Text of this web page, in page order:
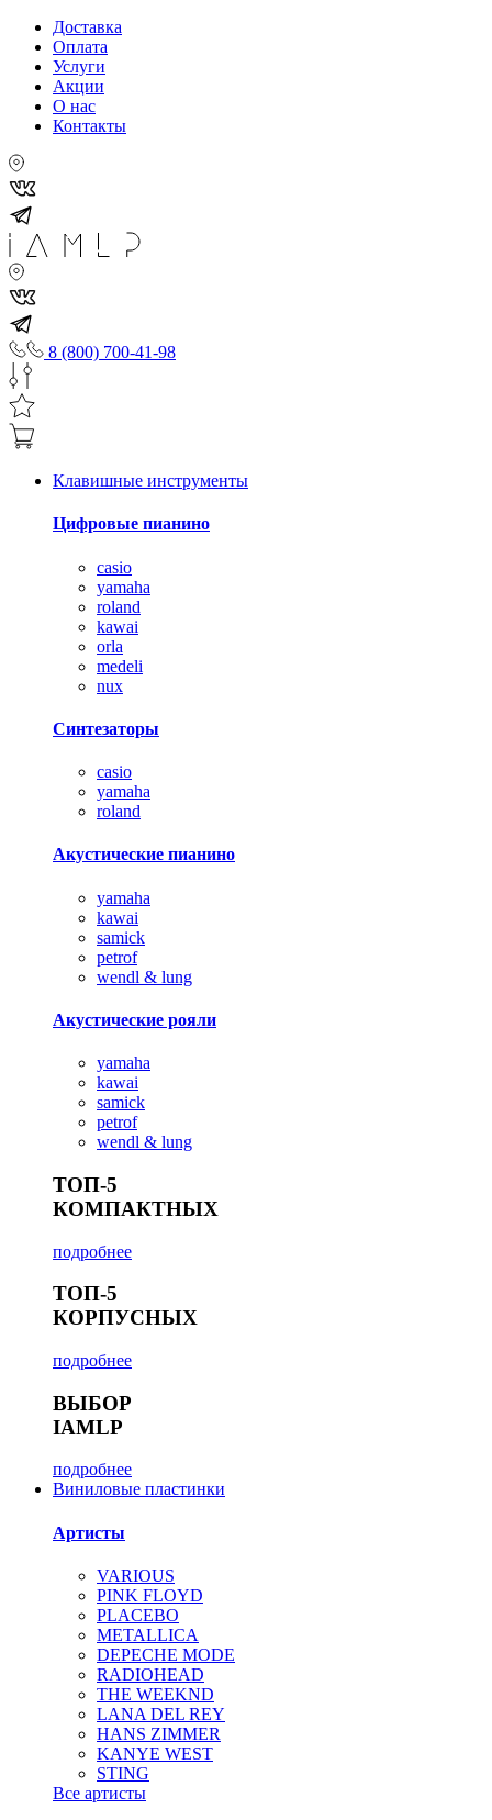
Доставка
Оплата
Услуги
Акции
О нас
Контакты
8 (800) 700-41-98
Клавишные инструменты
Цифровые пианино
casio
yamaha
roland
kawai
orla
medeli
nux
Синтезаторы
casio
yamaha
roland
Акустические пианино
yamaha
kawai
samick
petrof
wendl & lung
Акустические рояли
yamaha
kawai
samick
petrof
wendl & lung
ТОП-5
КОМПАКТНЫХ
подробнее
ТОП-5
КОРПУСНЫХ
подробнее
ВЫБОР
IAMLP
подробнее
Виниловые пластинки
Артисты
VARIOUS
PINK FLOYD
PLACEBO
METALLICA
DEPECHE MODE
RADIOHEAD
THE WEEKND
LANA DEL REY
HANS ZIMMER
KANYE WEST
STING
Все артисты